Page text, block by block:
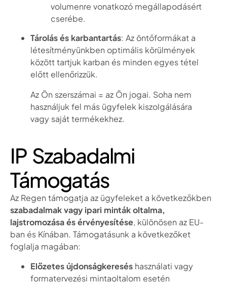
volumenre vonatkozó megállapodásért
cserébe.
Tárolás és karbantartás: Az öntőformákat a
létesítményünkben optimális körülmények
között tartjuk karban és minden egyes tétel
előtt ellenőrizzük.
Az Ön szerszámai = az Ön jogai. Soha nem
használjuk fel más ügyfelek kiszolgálására
vagy saját termékekhez.
IP Szabadalmi
Támogatás
Az Regen támogatja az ügyfeleket a következőkben
szabadalmak vagy ipari minták oltalma,
lajstromozása és érvényesítése, különösen az EU-
ban és Kínában. Támogatásunk a következőket
foglalja magában:
Előzetes újdonságkeresés használati vagy
formatervezési mintaoltalom esetén